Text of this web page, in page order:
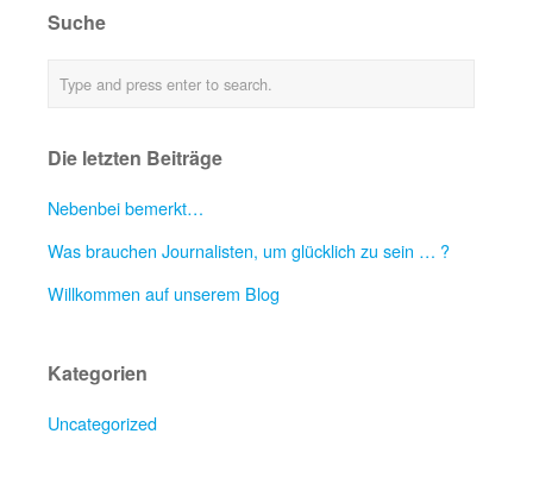
Suche
Die letzten Beiträge
Nebenbei bemerkt…
Was brauchen Journalisten, um glücklich zu sein … ?
Willkommen auf unserem Blog
Kategorien
Uncategorized